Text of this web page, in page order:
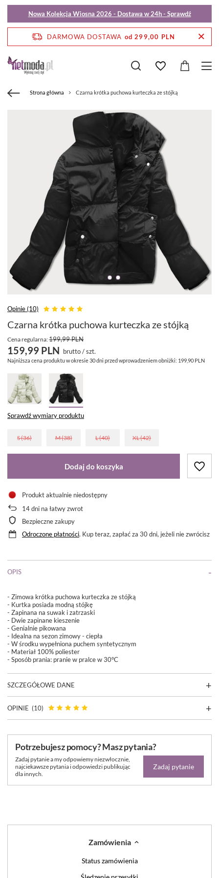
Nowa Kolekcja Wiosna 2026 - Dostawa w 24h - Sprawdź
DARMOWA DOSTAWA od 299,00 PLN
Strona główna Czarna krótka puchowa kurteczka ze stójką
Opinie (10)
Czarna krótka puchowa kurteczka ze stójką
Cena regularna:199,99 PLN
159,99 PLN brutto/szt.
Najniższa cena produktu w okresie 30 dni przed wprowadzeniem obniżki: 199,90 PLN
Sprawdź wymiary produktu
S (36) M (38) L (40) XL (42)
Dodaj do koszyka
Produkt aktualnie niedostępny
14dni na łatwy zwrot
Bezpieczne zakupy
Odroczone płatności. Kup teraz, zapłać za 30 dni, jeżeli nie zwrócisz
OPIS
- Zimowa krótka puchowa kurteczka ze stójką
- Kurtka posiada modną stójkę
- Zapinana na suwak i zatrzaski
- Dwie zapinane kieszenie
- Genialnie pikowana
- Idealna na sezon zimowy - ciepła
- W środku wypełniona puchem syntetycznym
- Materiał 100% poliester
- Sposób prania: pranie w pralce w 30°C
SZCZEGÓŁOWE DANE
OPINIE (10)
Potrzebujesz pomocy? Masz pytania?
Zadaj pytanie a my odpowiemy niezwłocznie,
najciekawsze pytania i odpowiedzi publikując
dla innych.
Zadaj pytanie
Zamówienia
Status zamówienia